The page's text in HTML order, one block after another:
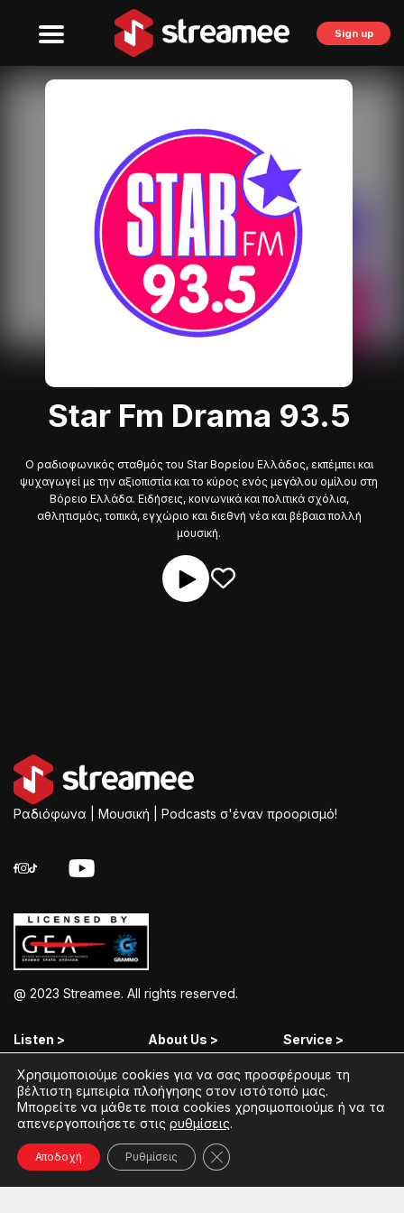
Sign up
Star Fm Drama 93.5
Ο ραδιοφωνικός σταθμός του Star Βορείου Ελλάδος, εκπέμπει και
ψυχαγωγεί με την αξιοπιστία και το κύρος ενός μεγάλου ομίλου στη
Βόρειο Ελλάδα. Ειδήσεις, κοινωνικά και πολιτικά σχόλια,
αθλητισμός, τοπικά, εγχώριο και διεθνή νέα και βέβαια πολλή
μουσική.
Ραδιόφωνα | Μουσική | Podcasts σ'έναν προορισμό!
@ 2023 Streamee. All rights reserved.
Listen >
Streamee Radios
Moods
Podcasts
Contests
About Us >
Policy
Terms of Use
Coins Explained
Streamee News
Service >
Free Download
Add Your Station
Χρησιμοποιούμε cookies για να σας προσφέρουμε τη
βέλτιστη εμπειρία πλοήγησης στον ιστότοπό μας.
Μπορείτε να μάθετε ποια cookies χρησιμοποιούμε ή να τα
απενεργοποιήσετε στις ρυθμίσεις.
Αποδοχή Ρυθμίσεις Κλείσιμο του Cookie banner